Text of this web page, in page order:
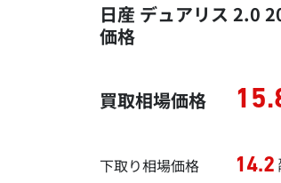
日産 デュアリス 2.0
価格
買取相場価格
下取り相場価格 14.2